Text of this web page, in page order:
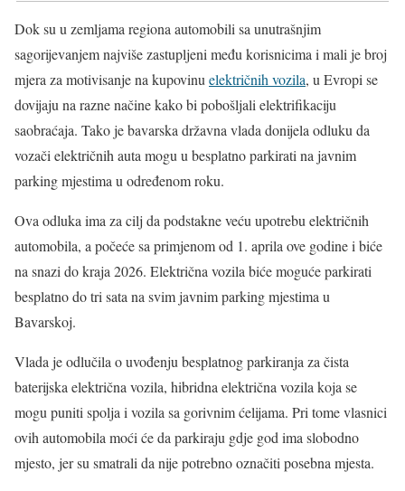
Dok su u zemljama regiona automobili sa unutrašnjim
sagorijevanjem najviše zastupljeni među korisnicima i mali je broj
mjera za motivisanje na kupovinu električnih vozila, u Evropi se
dovijaju na razne načine kako bi pobošljali elektrifikaciju
saobraćaja. Tako je bavarska državna vlada donijela odluku da
vozači električnih auta mogu u besplatno parkirati na javnim
parking mjestima u određenom roku.
Ova odluka ima za cilj da podstakne veću upotrebu električnih
automobila, a počeće sa primjenom od 1. aprila ove godine i biće
na snazi do kraja 2026. Električna vozila biće moguće parkirati
besplatno do tri sata na svim javnim parking mjestima u
Bavarskoj.
Vlada je odlučila o uvođenju besplatnog parkiranja za čista
baterijska električna vozila, hibridna električna vozila koja se
mogu puniti spolja i vozila sa gorivnim ćelijama. Pri tome vlasnici
ovih automobila moći će da parkiraju gdje god ima slobodno
mjesto, jer su smatrali da nije potrebno označiti posebna mjesta.